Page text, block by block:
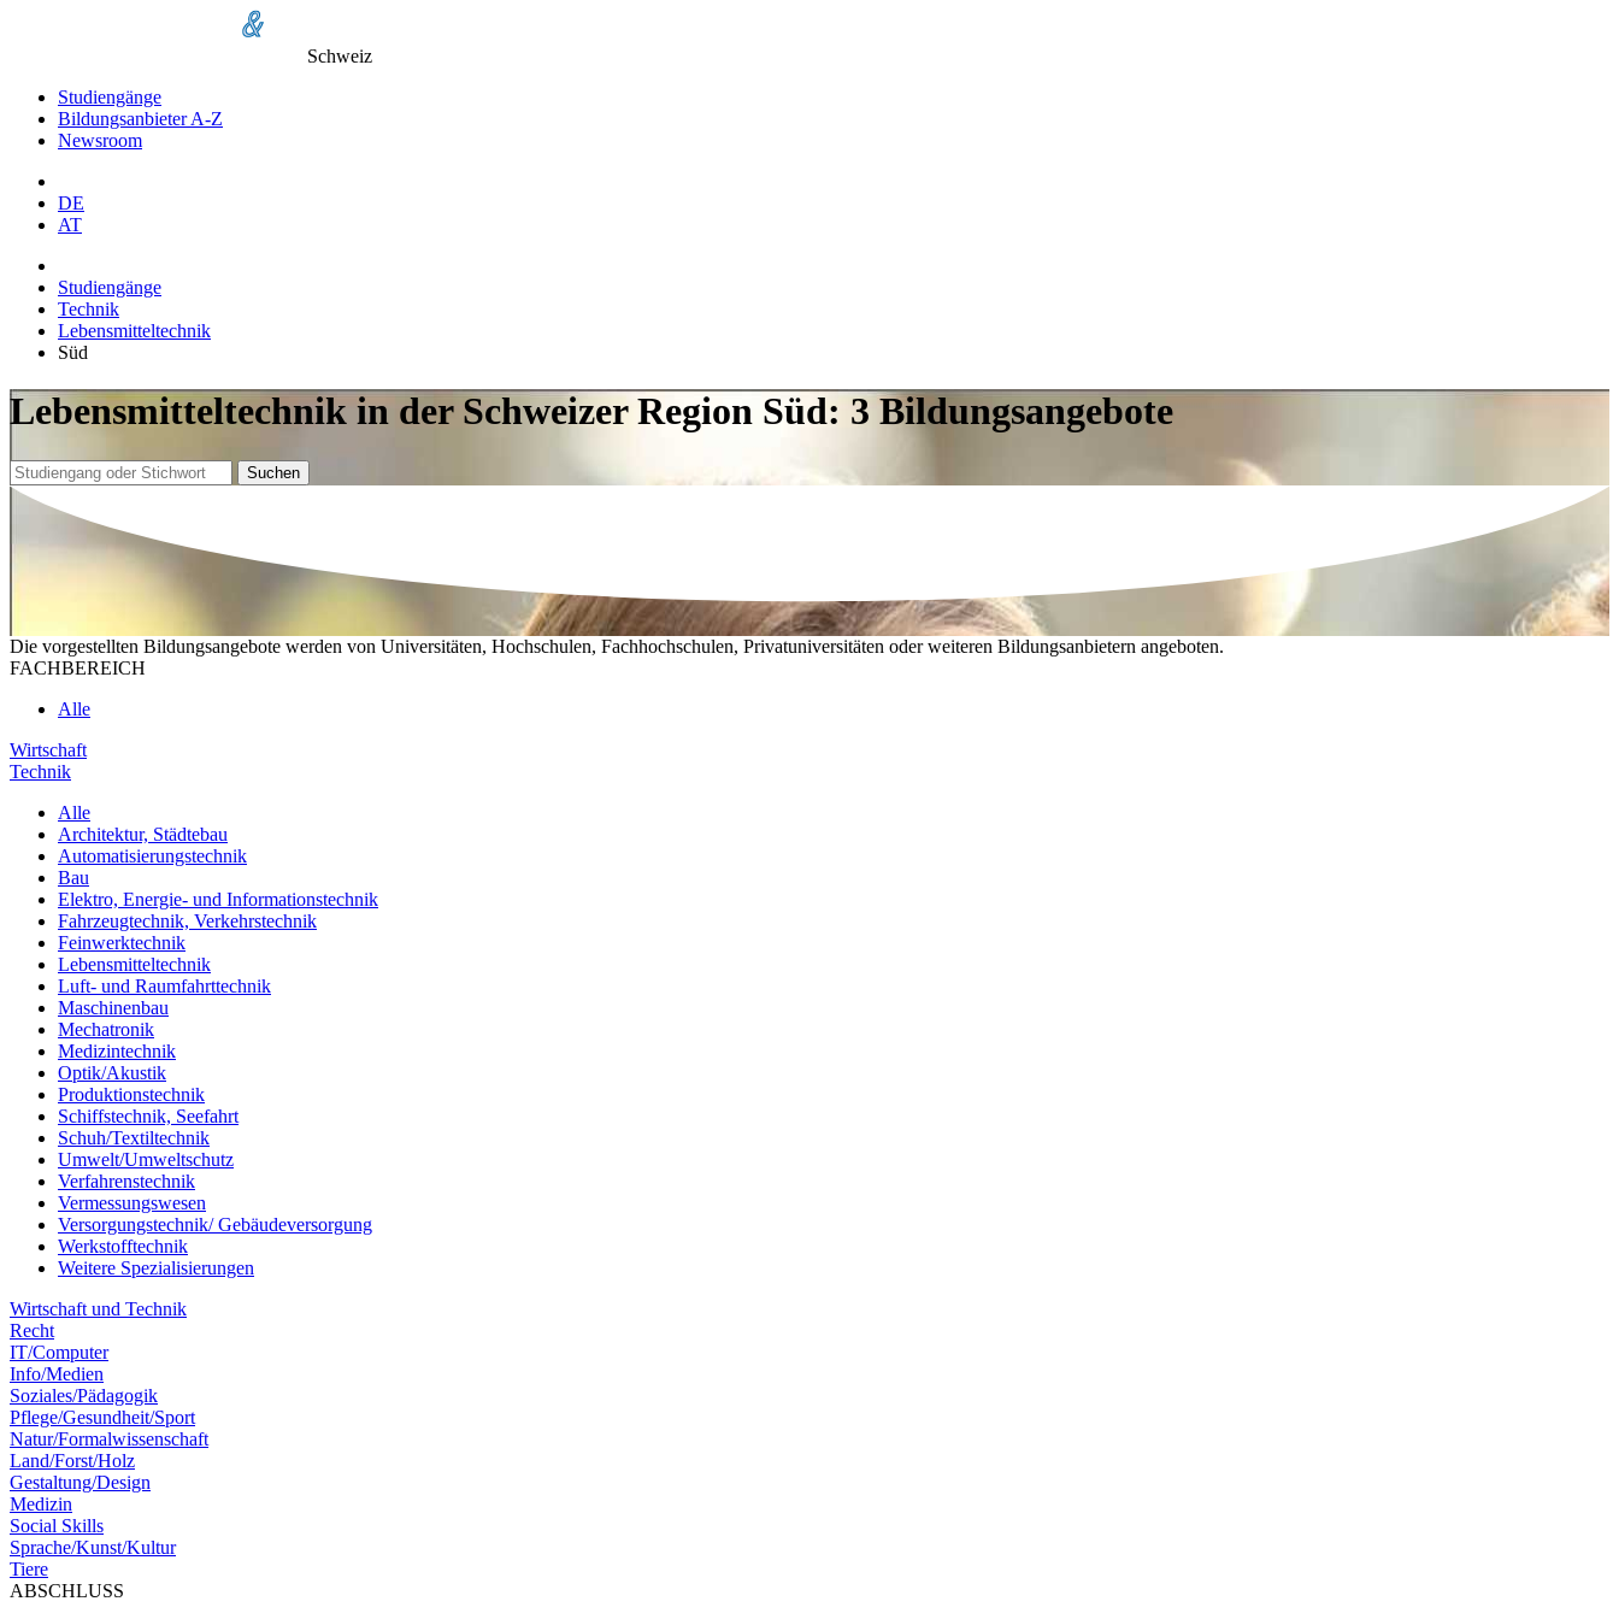
Schweiz
Studiengänge
Bildungsanbieter A-Z
Newsroom
DE
AT
Studiengänge
Technik
Lebensmitteltechnik
Süd
Lebensmitteltechnik in der Schweizer Region Süd: 3 Bildungsangebote
Suchen
Die vorgestellten Bildungsangebote werden von Universitäten, Hochschulen, Fachhochschulen, Privatuniversitäten oder weiteren Bildungsanbietern angeboten.
FACHBEREICH
Alle
Wirtschaft
Technik
Alle
Architektur, Städtebau
Automatisierungstechnik
Bau
Elektro, Energie- und Informationstechnik
Fahrzeugtechnik, Verkehrstechnik
Feinwerktechnik
Lebensmitteltechnik
Luft- und Raumfahrttechnik
Maschinenbau
Mechatronik
Medizintechnik
Optik/Akustik
Produktionstechnik
Schiffstechnik, Seefahrt
Schuh/Textiltechnik
Umwelt/Umweltschutz
Verfahrenstechnik
Vermessungswesen
Versorgungstechnik/ Gebäudeversorgung
Werkstofftechnik
Weitere Spezialisierungen
Wirtschaft und Technik
Recht
IT/Computer
Info/Medien
Soziales/Pädagogik
Pflege/Gesundheit/Sport
Natur/Formalwissenschaft
Land/Forst/Holz
Gestaltung/Design
Medizin
Social Skills
Sprache/Kunst/Kultur
Tiere
ABSCHLUSS